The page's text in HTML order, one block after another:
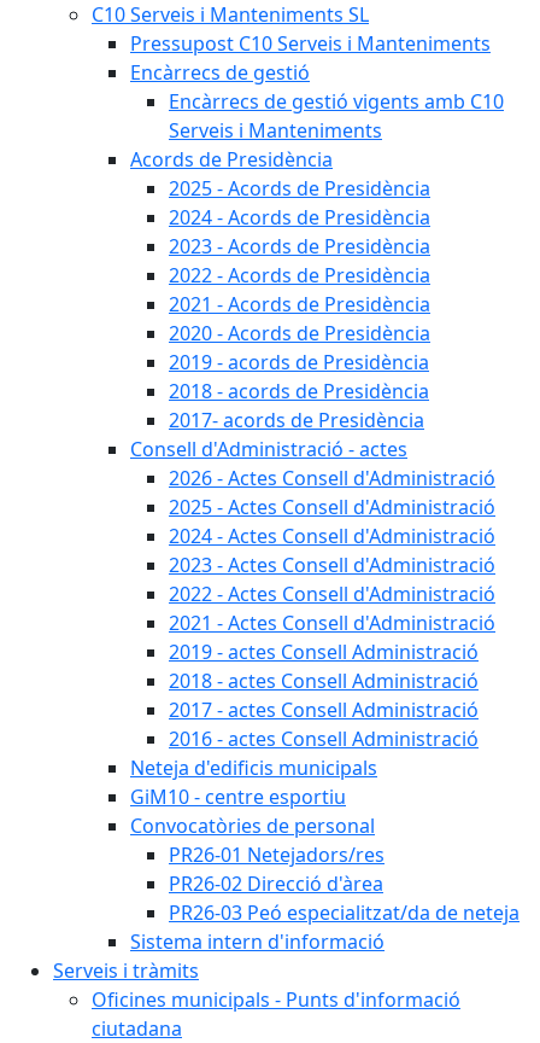
C10 Serveis i Manteniments SL
Pressupost C10 Serveis i Manteniments
Encàrrecs de gestió
Encàrrecs de gestió vigents amb C10
Serveis i Manteniments
Acords de Presidència
2025 - Acords de Presidència
2024 - Acords de Presidència
2023 - Acords de Presidència
2022 - Acords de Presidència
2021 - Acords de Presidència
2020 - Acords de Presidència
2019 - acords de Presidència
2018 - acords de Presidència
2017- acords de Presidència
Consell d'Administració - actes
2026 - Actes Consell d'Administració
2025 - Actes Consell d'Administració
2024 - Actes Consell d'Administració
2023 - Actes Consell d'Administració
2022 - Actes Consell d'Administració
2021 - Actes Consell d'Administració
2019 - actes Consell Administració
2018 - actes Consell Administració
2017 - actes Consell Administració
2016 - actes Consell Administració
Neteja d'edificis municipals
GiM10 - centre esportiu
Convocatòries de personal
PR26-01 Netejadors/res
PR26-02 Direcció d'àrea
PR26-03 Peó especialitzat/da de neteja
Sistema intern d'informació
Serveis i tràmits
Oficines municipals - Punts d'informació
ciutadana